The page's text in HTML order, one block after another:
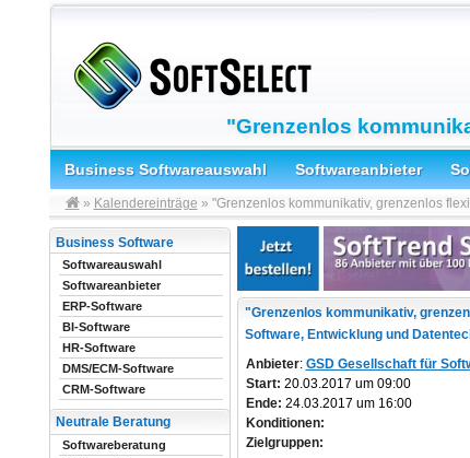
"Grenzenlos
Business Softwareauswahl Softwareanbieter
» Kalendereinträge » "Grenzenlos kommunikativ, grenzenlos
"Grenzenlos kommunikativ,
Software, Entwicklung und
Anbieter: GSD Gesellschaft für
Start: 20.03.2017 um 09:00
Ende: 24.03.2017 um 16:00
Konditionen:
Zielgruppen:
Business Software
Softwareauswahl
Softwareanbieter
ERP-Software
BI-Software
HR-Software
DMS/ECM-Software
CRM-Software
Neutrale Beratung
Softwareberatung